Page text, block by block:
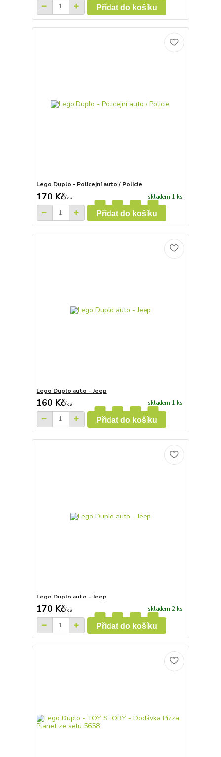
Přidat do košíku
Lego Duplo - Policejní auto / Policie
170 Kč/ks skladem 1 ks
Přidat do košíku
Lego Duplo auto - Jeep
160 Kč/ks skladem 1 ks
Přidat do košíku
Lego Duplo auto - Jeep
170 Kč/ks skladem 2 ks
Přidat do košíku